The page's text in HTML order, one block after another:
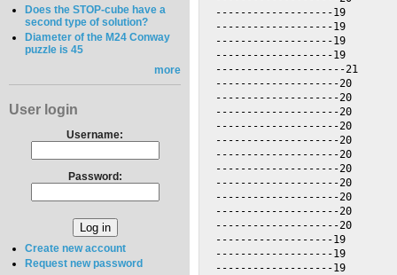
Does the STOP-cube have a
second type of solution?
Diameter of the M24 Conway
puzzle is 45
more
User login
Username:
Password:
Create new account
Request new password